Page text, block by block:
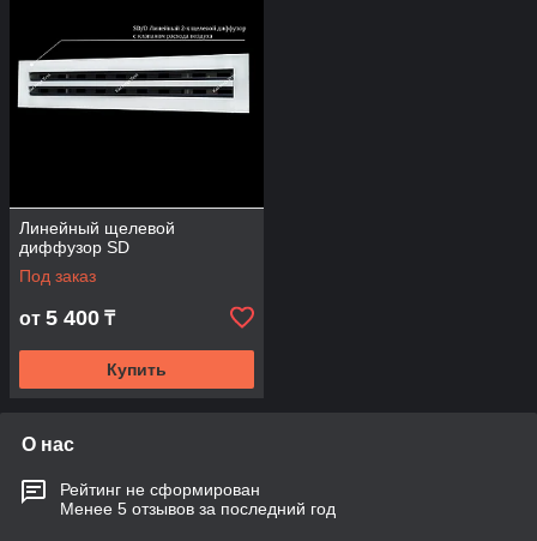
Линейный щелевой
диффузор SD
Под заказ
от 5 400 ₸
Купить
О нас
Рейтинг не сформирован
Менее 5 отзывов за последний год